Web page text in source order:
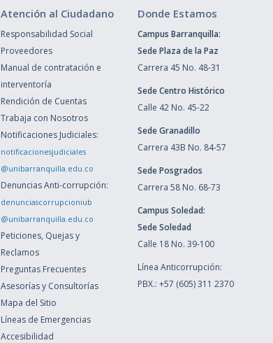
Atención al Ciudadano
Responsabilidad Social
Proveedores
Manual de contratación e
interventoría
Rendición de Cuentas
Trabaja con Nosotros
Notificaciones Judiciales:
notificacionesjudiciales
@unibarranquilla.edu.co
Denuncias Anti-corrupción:
denunciascorrupcioniub
@unibarranquilla.edu.co
Peticiones, Quejas y
Reclamos
Preguntas Frecuentes
Asesorías y Consultorías
Mapa del Sitio
Líneas de Emergencias
Accesibilidad
Donde Estamos
Campus Barranquilla:
Sede Plaza de la Paz
Carrera 45 No. 48-31
Sede Centro Histórico
Calle 42 No. 45-22
Sede Granadillo
Carrera 43B No. 84-57
Sede Posgrados
Carrera 58 No. 68-73
Campus Soledad:
Sede Soledad
Calle 18 No. 39-100
Línea Anticorrupción:
PBX.: +57 (605) 311 2370